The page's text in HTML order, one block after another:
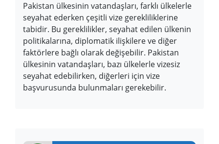
Pakistan ülkesinin vatandaşları, farklı ülkelerle
seyahat ederken çeşitli vize gerekliliklerine
tabidir. Bu gereklilikler, seyahat edilen ülkenin
politikalarına, diplomatik ilişkilere ve diğer
faktörlere bağlı olarak değişebilir. Pakistan
ülkesinin vatandaşları, bazı ülkelerle vizesiz
seyahat edebilirken, diğerleri için vize
başvurusunda bulunmaları gerekebilir.